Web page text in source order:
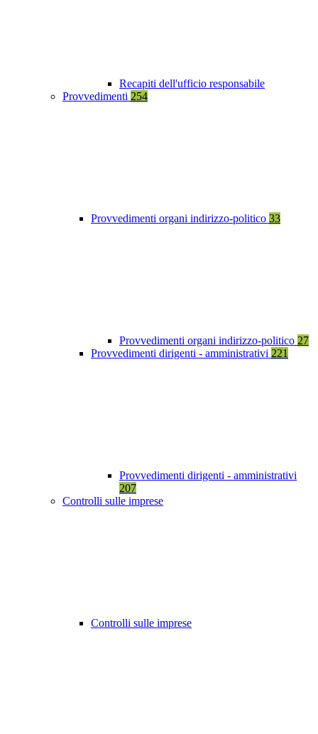
Recapiti dell'ufficio responsabile
Provvedimenti 254
Provvedimenti organi indirizzo-politico 33
Provvedimenti organi indirizzo-politico 27
Provvedimenti dirigenti - amministrativi 221
Provvedimenti dirigenti - amministrativi
207
Controlli sulle imprese
Controlli sulle imprese